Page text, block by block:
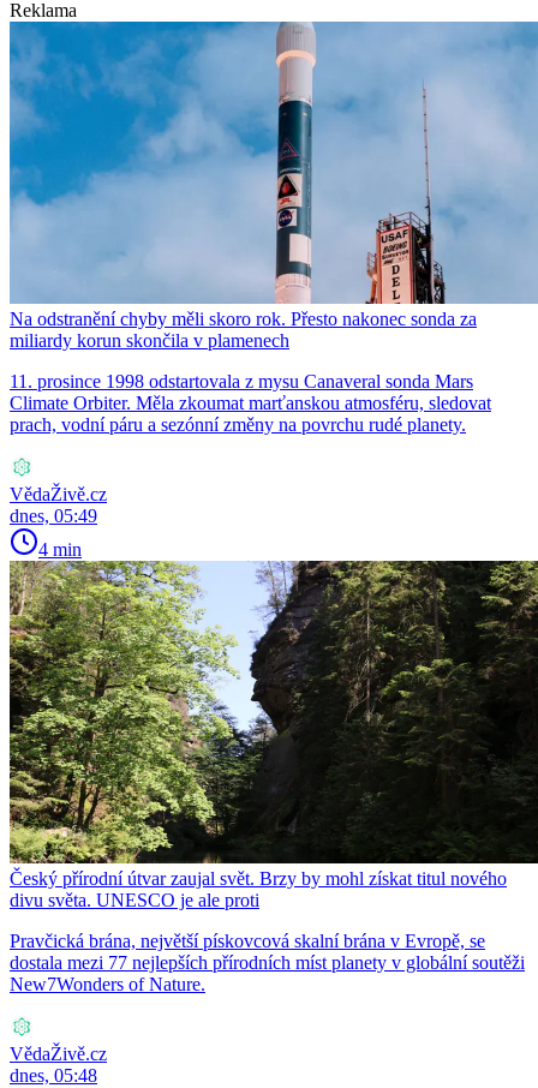
Reklama
Na odstranění chyby měli skoro rok. Přesto nakonec sonda za
miliardy korun skončila v plamenech
11. prosince 1998 odstartovala z mysu Canaveral sonda Mars
Climate Orbiter. Měla zkoumat marťanskou atmosféru, sledovat
prach, vodní páru a sezónní změny na povrchu rudé planety.
VědaŽivě.cz
dnes, 05:49
4 min
Český přírodní útvar zaujal svět. Brzy by mohl získat titul nového
divu světa. UNESCO je ale proti
Pravčická brána, největší pískovcová skalní brána v Evropě, se
dostala mezi 77 nejlepších přírodních míst planety v globální soutěži
New7Wonders of Nature.
VědaŽivě.cz
dnes, 05:48